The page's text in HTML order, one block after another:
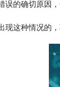
误的确切原因
现这种情况的